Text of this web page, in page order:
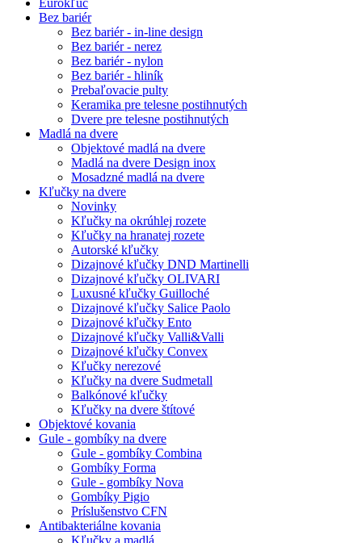
Eurokľúč
Bez bariér
Bez bariér - in-line design
Bez bariér - nerez
Bez bariér - nylon
Bez bariér - hliník
Prebaľovacie pulty
Keramika pre telesne postihnutých
Dvere pre telesne postihnutých
Madlá na dvere
Objektové madlá na dvere
Madlá na dvere Design inox
Mosadzné madlá na dvere
Kľučky na dvere
Novinky
Kľučky na okrúhlej rozete
Kľučky na hranatej rozete
Autorské kľučky
Dizajnové kľučky DND Martinelli
Dizajnové kľučky OLIVARI
Luxusné kľučky Guilloché
Dizajnové kľučky Salice Paolo
Dizajnové kľučky Ento
Dizajnové kľučky Valli&Valli
Dizajnové kľučky Convex
Kľučky nerezové
Kľučky na dvere Sudmetall
Balkónové kľučky
Kľučky na dvere štítové
Objektové kovania
Gule - gombíky na dvere
Gule - gombíky Combina
Gombíky Forma
Gule - gombíky Nova
Gombíky Pigio
Príslušenstvo CFN
Antibakteriálne kovania
Kľučky a madlá